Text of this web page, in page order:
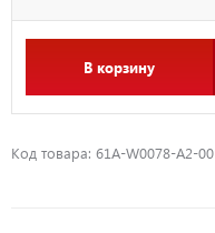
В корзину
Код товара: 61A-W0078-A2-00